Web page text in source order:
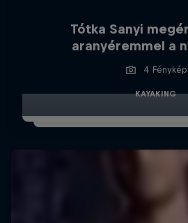
Tótka Sanyi
aranyéremmel a
4 Fénykép
KAYAKING